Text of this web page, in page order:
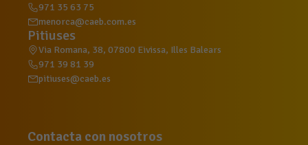
971 35 63 75
menorca@caeb.com.es
Pitiuses
Via Romana, 38, 07800 Eivissa, Illes Balears
971 39 81 39
pitiuses@caeb.es
Contacta con nosotros